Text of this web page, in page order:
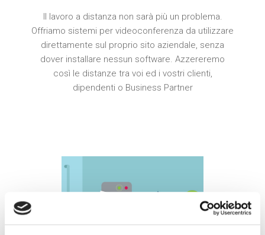
Il lavoro a distanza non sarà più un problema.
Offriamo sistemi per videoconferenza da utilizzare
direttamente sul proprio sito aziendale, senza
dover installare nessun software. Azzereremo
così le distanze tra voi ed i vostri clienti,
dipendenti o Business Partner